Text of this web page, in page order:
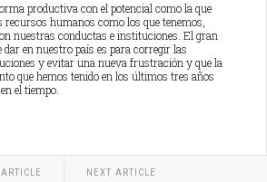
productiva con el potencial como la que
recursos humanos como los que tenemos,
nuestras conductas e instituciones. El gran
dar en nuestro país es para corregir las
y evitar una nueva frustración y que la
que hemos tenido en los últimos tres años
el tiempo.
NEXT ARTICLE